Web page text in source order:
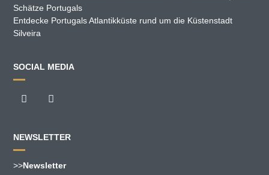
Schätze Portugals
Entdecke Portugals Atlantikküste rund um die Küstenstadt
Silveira
SOCIAL MEDIA
NEWSLETTER
>>Newsletter